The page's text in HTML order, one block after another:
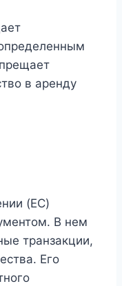
в аренду
(EC)
В нем
транзакции,
Его